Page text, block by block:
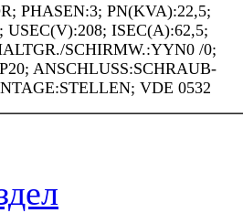
PHASEN:3; PN(KVA):22,5;
USEC(V):208; ISEC(A):62,5;
SCHIRMW.:YYN0 /0;
ANSCHLUSS:SCHRAUB-
VDE 0532